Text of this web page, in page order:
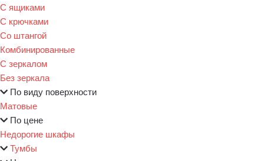
С ящиками
С крючками
Со штангой
Комбинированные
С зеркалом
Без зеркала
По виду поверхности
Матовые
По цене
Недорогие шкафы
Тумбы